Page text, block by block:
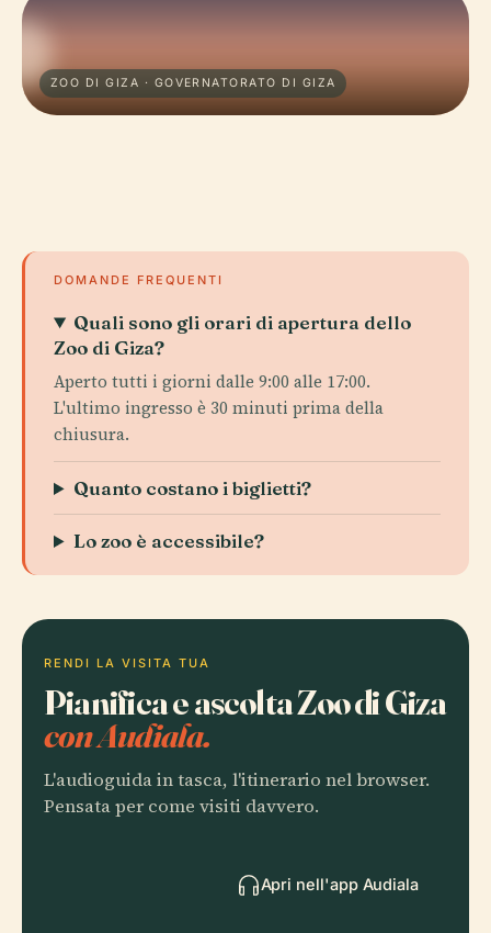
ZOO DI GIZA · GOVERNATORATO DI GIZA
DOMANDE FREQUENTI
Quali sono gli orari di apertura dello
Zoo di Giza?
Aperto tutti i giorni dalle 9:00 alle 17:00.
L'ultimo ingresso è 30 minuti prima della
chiusura.
Quanto costano i biglietti?
Lo zoo è accessibile?
RENDI LA VISITA TUA
Pianifica e ascolta Zoo di Giza
con Audiala.
L'audioguida in tasca, l'itinerario nel browser.
Pensata per come visiti davvero.
Apri nell'app Audiala